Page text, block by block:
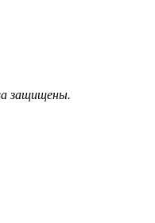
защищены.